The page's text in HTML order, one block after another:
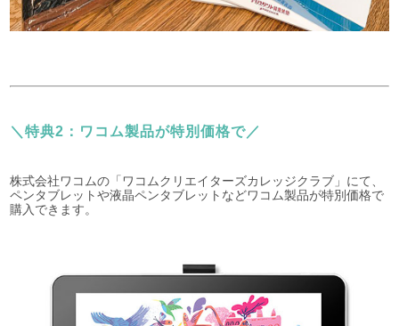
＼特典2：ワコム製品が特別価格で／
株式会社ワコムの「ワコムクリエイターズカレッジクラブ」にて、
ペンタブレットや液晶ペンタブレットなどワコム製品が特別価格で
購入できます。